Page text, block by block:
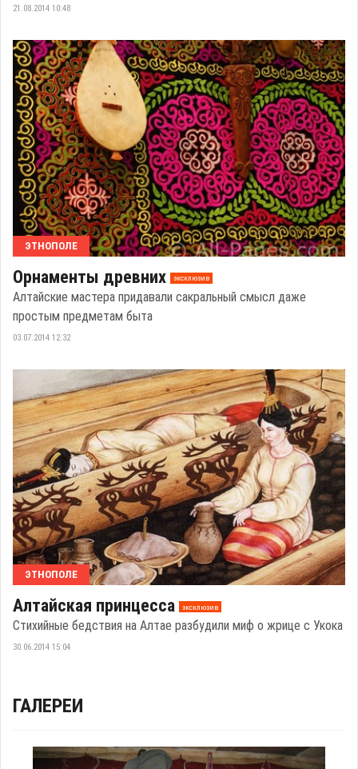
21.08.2014 10:48
ЭТНОПОЛЕ
Орнаменты древних эксклюзив
Алтайские мастера придавали сакральный смысл даже
простым предметам быта
03.07.2014 12:32
ЭТНОПОЛЕ
Алтайская принцесса эксклюзив
Стихийные бедствия на Алтае разбудили миф о жрице с Укока
30.06.2014 15:04
ГАЛЕРЕИ